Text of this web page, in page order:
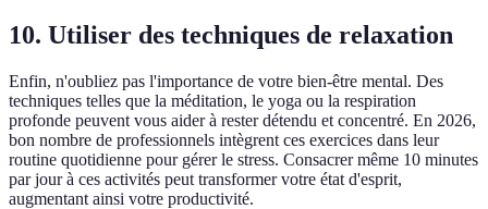
10. Utiliser des techniques de relaxation
Enfin, n'oubliez pas l'importance de votre bien-être mental. Des
techniques telles que la méditation, le yoga ou la respiration
profonde peuvent vous aider à rester détendu et concentré. En 2026,
bon nombre de professionnels intègrent ces exercices dans leur
routine quotidienne pour gérer le stress. Consacrer même 10 minutes
par jour à ces activités peut transformer votre état d'esprit,
augmentant ainsi votre productivité.